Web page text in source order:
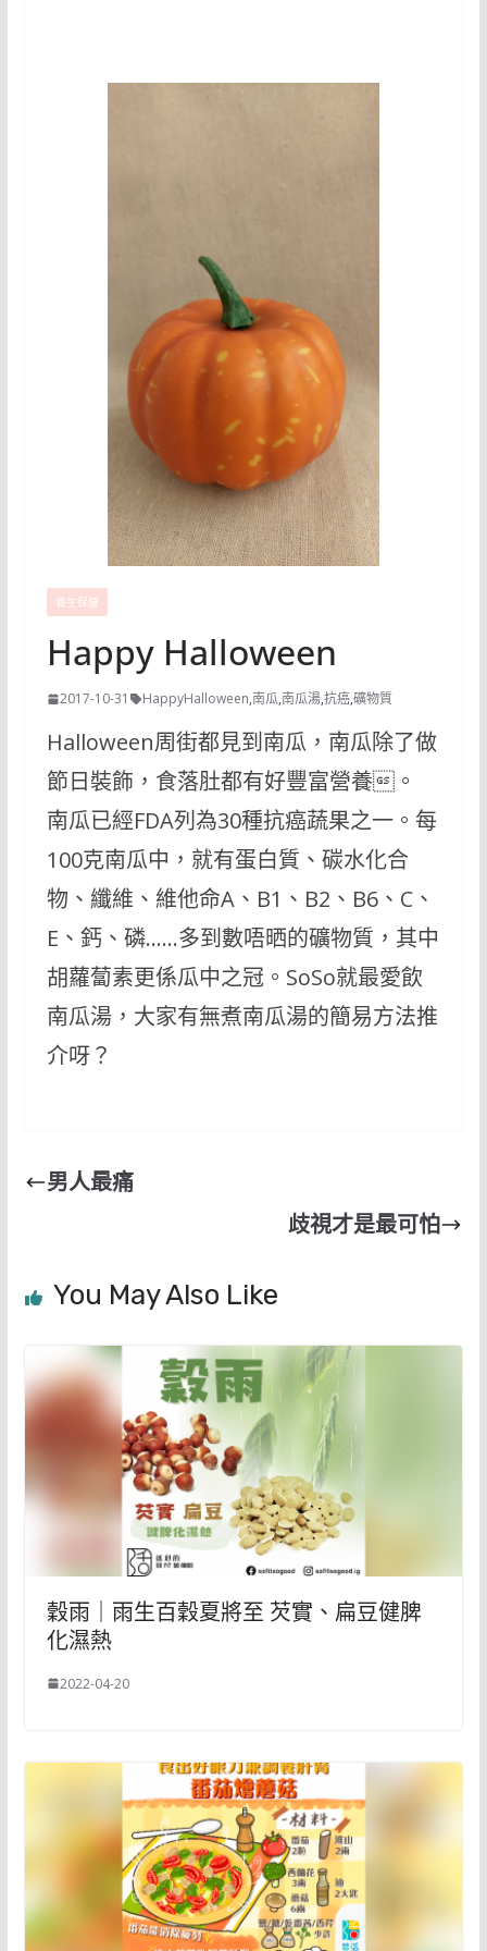
養生保健
Happy Halloween
2017-10-31 HappyHalloween,南瓜,南瓜湯,抗癌,礦物質
Halloween周街都見到南瓜，南瓜除了做
節日裝飾，食落肚都有好豐富營養。
南瓜已經FDA列為30種抗癌蔬果之一。每
100克南瓜中，就有蛋白質、碳水化合
物、纖維、維他命A、B1、B2、B6、C、
E、鈣、磷……多到數唔晒的礦物質，其中
胡蘿蔔素更係瓜中之冠。SoSo就最愛飲
南瓜湯，大家有無煮南瓜湯的簡易方法推
介呀？
男人最痛
歧視才是最可怕
You May Also Like
穀雨｜雨生百穀夏將至 芡實、扁豆健脾
化濕熱
2022-04-20